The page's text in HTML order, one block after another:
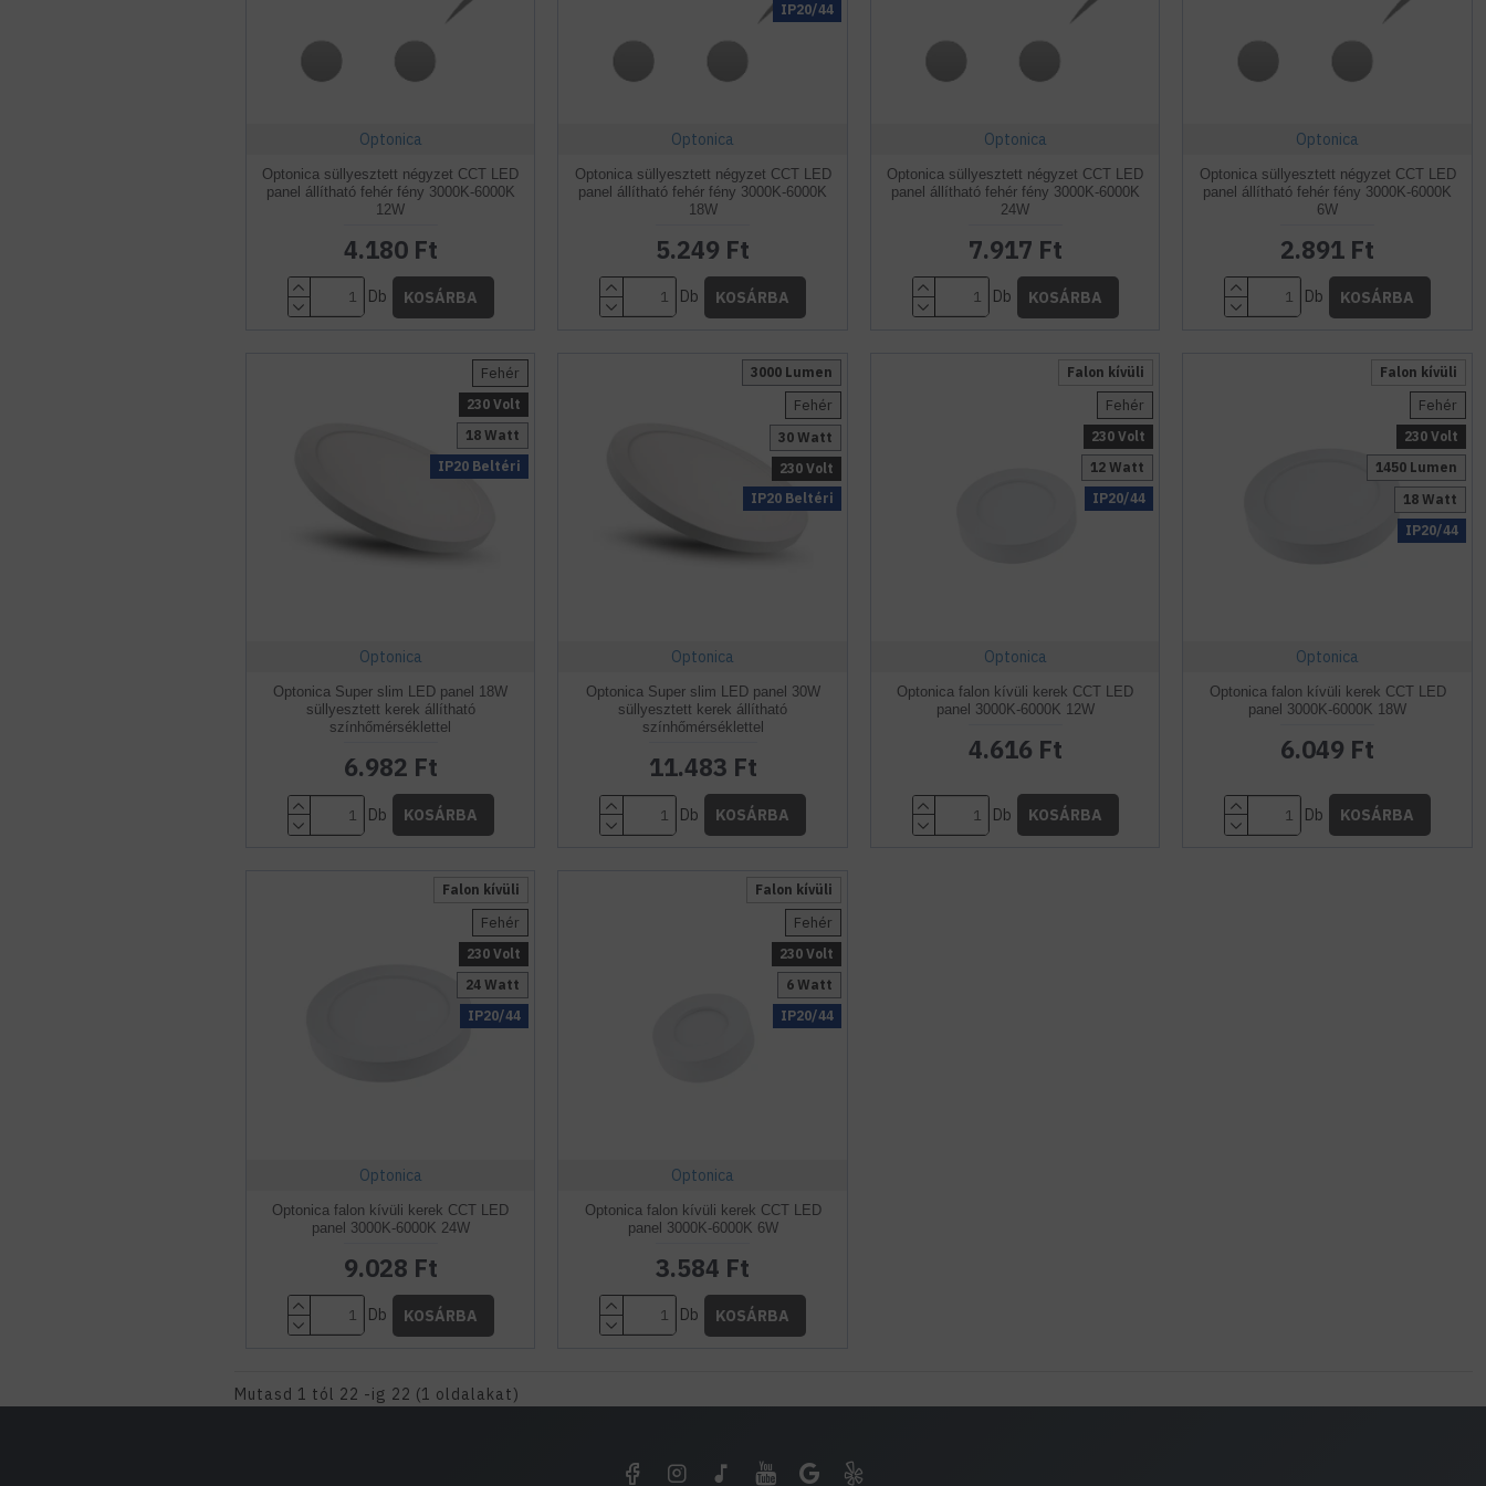
Optonica
Optonica süllyesztett négyzet CCT LED
panel állítható fehér fény 3000K-6000K
12W
4.180 Ft
Db KOSÁRBA
IP20/44
Optonica
Optonica süllyesztett négyzet CCT LED
panel állítható fehér fény 3000K-6000K
18W
5.249 Ft
Db KOSÁRBA
Optonica
Optonica süllyesztett négyzet CCT LED
panel állítható fehér fény 3000K-6000K
24W
7.917 Ft
Db KOSÁRBA
Optonica
Optonica süllyesztett négyzet CCT LED
panel állítható fehér fény 3000K-6000K
6W
2.891 Ft
Db KOSÁRBA
IP20 Beltéri
18 Watt
Fehér
230 Volt
Optonica
Optonica Super slim LED panel 18W
süllyesztett kerek állítható
színhőmérséklettel
6.982 Ft
Db KOSÁRBA
3000 Lumen
IP20 Beltéri
Fehér
30 Watt
230 Volt
Optonica
Optonica Super slim LED panel 30W
süllyesztett kerek állítható
színhőmérséklettel
11.483 Ft
Db KOSÁRBA
Falon kívüli
12 Watt
Fehér
230 Volt
IP20/44
Optonica
Optonica falon kívüli kerek CCT LED
panel 3000K-6000K 12W
4.616 Ft
Db KOSÁRBA
Falon kívüli
18 Watt
Fehér
230 Volt
1450 Lumen
IP20/44
Optonica
Optonica falon kívüli kerek CCT LED
panel 3000K-6000K 18W
6.049 Ft
Db KOSÁRBA
Falon kívüli
Fehér
230 Volt
IP20/44
24 Watt
Optonica
Optonica falon kívüli kerek CCT LED
panel 3000K-6000K 24W
9.028 Ft
Db KOSÁRBA
Falon kívüli
6 Watt
Fehér
230 Volt
IP20/44
Optonica
Optonica falon kívüli kerek CCT LED
panel 3000K-6000K 6W
3.584 Ft
Db KOSÁRBA
Mutasd 1 tól 22 -ig 22 (1 oldalakat)